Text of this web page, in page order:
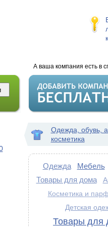
А ваша компания есть в
Одежда, обувь,
косметика
Одежда Мебель
Товары для дома
Косметика и
Детская
Товары для